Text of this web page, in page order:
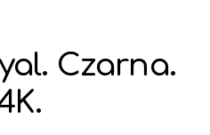
Czarna.